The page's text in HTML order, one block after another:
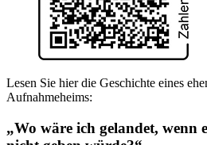
Lesen Sie hier die Geschichte eines
Aufnahmeheims:
„Wo wäre ich gelandet, wenn